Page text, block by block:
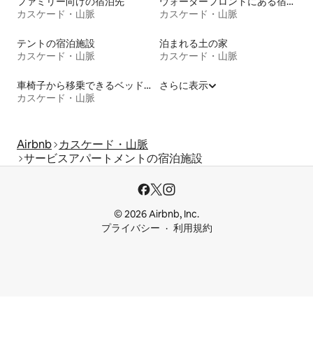
カスケード・山脈
カスケード・山脈
テントの宿泊施設
カスケード・山脈
泊まれる土の家
カスケード・山脈
車椅子から移乗できるベッドがある宿泊施設
カスケード・山脈
さらに表示
Airbnb カスケード・山脈
サービスアパートメントの宿泊施設
© 2026 Airbnb, Inc.
プライバシー
利用規約